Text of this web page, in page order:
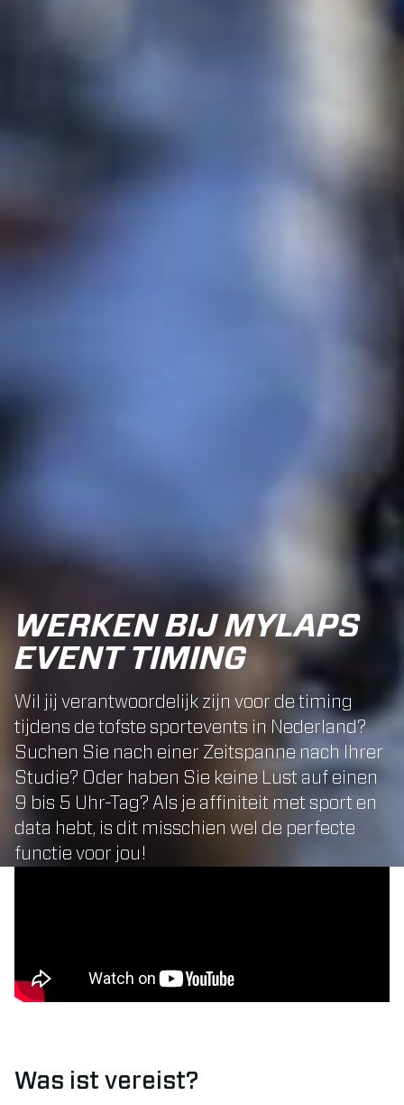
WERKEN BIJ MYLAPS
EVENT TIMING
WiI jij verantwoordelijk zijn voor de timing
tijdens de tofste sportevents in Nederland?
Suchen Sie nach einer Zeitspanne nach Ihrer
Studie? Oder haben Sie keine Lust auf einen
9 bis 5 Uhr-Tag? Als je affiniteit met sport en
data hebt, is dit misschien wel de perfecte
functie voor jou!
Was ist vereist?